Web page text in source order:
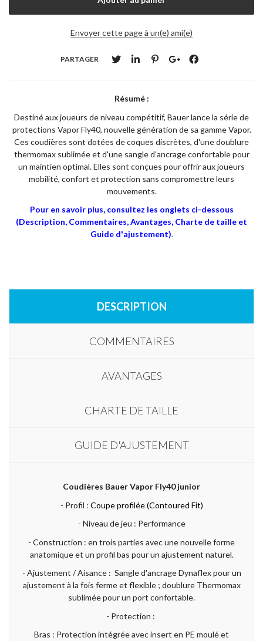
Envoyer cette page à un(e) ami(e)
PARTAGER
Résumé :
Destiné aux joueurs de niveau compétitif, Bauer lance la série de
protections Vapor Fly40, nouvelle génération de sa gamme Vapor.
Ces coudières sont dotées de coques discrètes, d'une doublure
thermomax sublimée et d'une sangle d'ancrage confortable pour
un maintien optimal. Elles sont conçues pour offrir aux joueurs
mobilité, confort et protection sans compromettre leurs
mouvements.
Pour en savoir plus, consultez les onglets ci-dessous
(Description, Commentaires, Avantages, Charte de taille et
Guide d'ajustement).
DESCRIPTION
COMMENTAIRES
AVANTAGES
CHARTE DE TAILLE
GUIDE D'AJUSTEMENT
Coudières Bauer Vapor Fly40 junior
- Profil : Coupe profilée (Contoured Fit)
- Niveau de jeu : Performance
- Construction : en trois parties avec une nouvelle forme
anatomique et un profil bas pour un ajustement naturel.
- Ajustement / Aisance : Sangle d'ancrage Dynaflex pour un
ajustement à la fois ferme et flexible ; doublure Thermomax
sublimée pour un port confortable.
- Protection :
Bras : Protection intégrée avec insert en PE moulé et